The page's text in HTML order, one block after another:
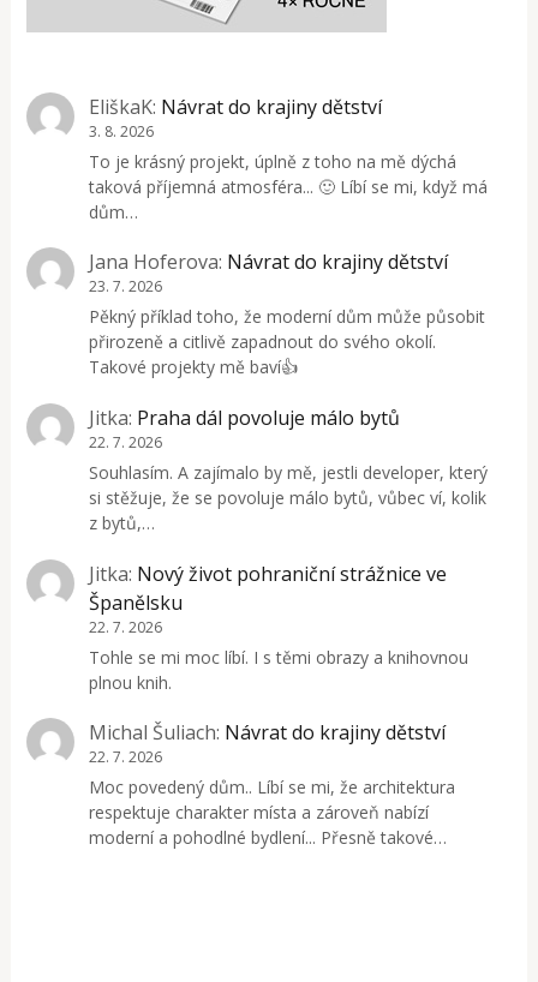
EliškaK: Návrat do krajiny dětství
3. 8. 2026
To je krásný projekt, úplně z toho na mě dýchá
taková příjemná atmosféra... 🙂 Líbí se mi, když má
dům…
Jana Hoferova: Návrat do krajiny dětství
23. 7. 2026
Pěkný příklad toho, že moderní dům může působit
přirozeně a citlivě zapadnout do svého okolí.
Takové projekty mě baví👍
Jitka: Praha dál povoluje málo bytů
22. 7. 2026
Souhlasím. A zajímalo by mě, jestli developer, který
si stěžuje, že se povoluje málo bytů, vůbec ví, kolik
z bytů,…
Jitka: Nový život pohraniční strážnice ve
Španělsku
22. 7. 2026
Tohle se mi moc líbí. I s těmi obrazy a knihovnou
plnou knih.
Michal Šuliach: Návrat do krajiny dětství
22. 7. 2026
Moc povedený dům.. Líbí se mi, že architektura
respektuje charakter místa a zároveň nabízí
moderní a pohodlné bydlení... Přesně takové…